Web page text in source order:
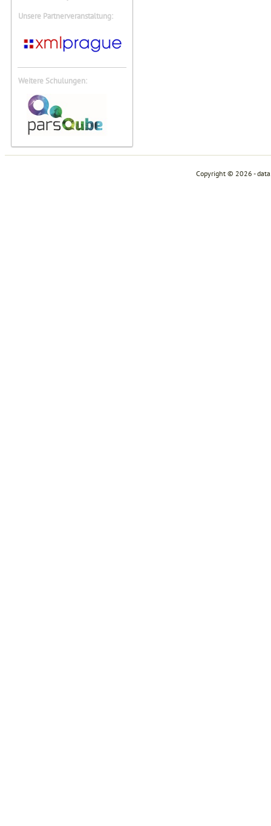
Unsere Partnerveranstaltung:
Weitere Schulungen:
Copyright © 2026 -